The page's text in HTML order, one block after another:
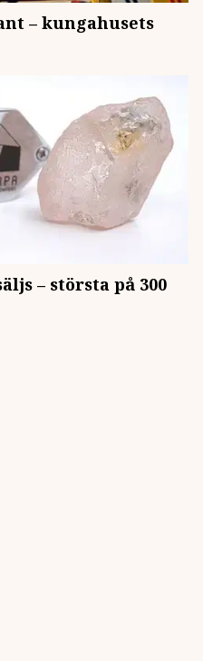
– kungahusets
– största på 300